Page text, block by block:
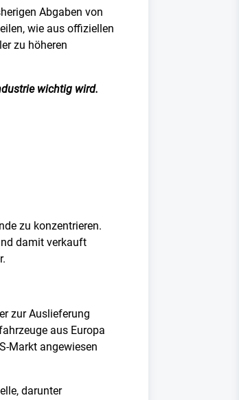
Abgaben von
wie aus offiziellen
zu höheren
wichtig wird.
zu konzentrieren.
damit verkauft
zur Auslieferung
aus Europa
Markt angewiesen
darunter